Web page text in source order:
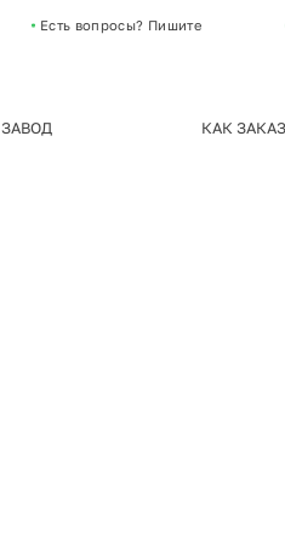
Есть вопросы? Пишите
ЗАВОД КАК